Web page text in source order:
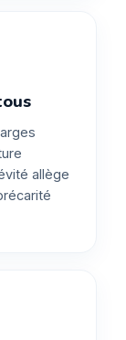
allège